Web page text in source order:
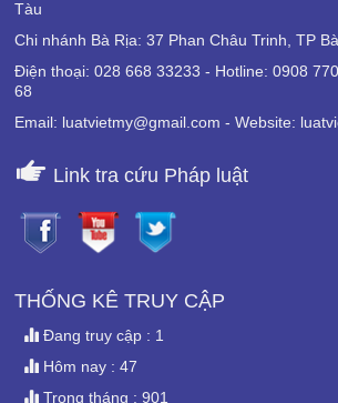
Tàu
Chi nhánh Bà Rịa: 37 Phan Châu Trinh, TP
Điện thoại: 028 668 33233 - Hotline: 0908
68
Email: luatvietmy@gmail.com - Website:
Link tra cứu Pháp luật
THỐNG KÊ TRUY CẬP
Đang truy cập : 1
Hôm nay : 47
Trong tháng : 901